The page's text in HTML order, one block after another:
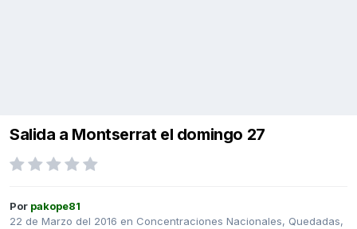
Salida a Montserrat el domingo 27
Por pakope81
22 de Marzo del 2016 en Concentraciones Nacionales, Quedadas,